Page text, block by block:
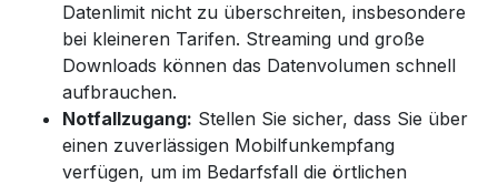
Datenlimit nicht zu überschreiten, insbesondere
bei kleineren Tarifen. Streaming und große
Downloads können das Datenvolumen schnell
aufbrauchen.
Notfallzugang: Stellen Sie sicher, dass Sie über
einen zuverlässigen Mobilfunkempfang
verfügen, um im Bedarfsfall die örtlichen